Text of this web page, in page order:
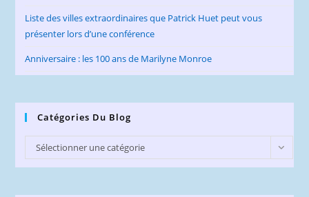
Liste des villes extraordinaires que Patrick Huet peut vous
présenter lors d’une conférence
Anniversaire : les 100 ans de Marilyne Monroe
Catégories Du Blog
Catégories
du
Sélectionner une catégorie